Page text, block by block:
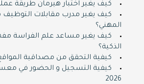
كيف يغير اختبار هيرمان طريقة
كيف يغير مدرب مقابلات التوظيف
المهني؟
كيف يغير مساعد علم الفراسة
الذكية؟
كيفية التحقق من مصداقية
كيفية التسجيل و الحضور في
2026